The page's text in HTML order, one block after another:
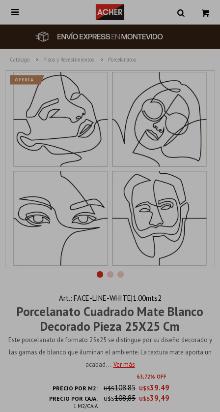

Catálogo Pisos y Revestimientos Porcelanatos
Porcelanato Cuadrado Mate Blanco
Decorado Pieza 25X25 Cm
FACE-LINE-WHITE|1.00mts2
Este porcelanato de formato 25x25 se distingue por su diseño decorado y
las gamas de blanco que iluminan el ambiente. La textura mate aporta un
acabad... Ver más
63 72
PRECIO POR M2: U$S39.49
U$S108.85
PRECIO POR CAJA:
1 M2/CAJA
U$S39,49
U$S108,85